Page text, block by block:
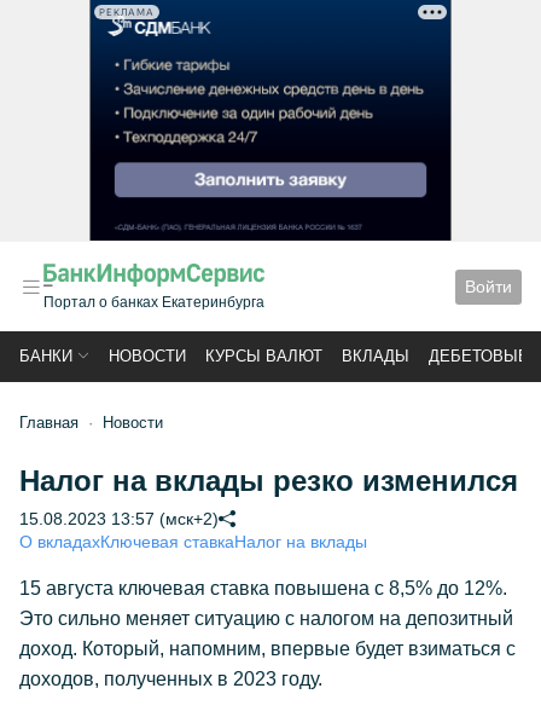
РЕКЛАМА
Портал о банках Екатеринбурга
Войти
БАНКИ НОВОСТИ КУРСЫ ВАЛЮТ ВКЛАДЫ ДЕБЕТОВЫЕ
Главная Новости
Налог на вклады резко изменился
15.08.2023 13:57 (мск+2)
О вкладахКлючевая ставкаНалог на вклады
15 августа ключевая ставка повышена с 8,5% до 12%.
Это сильно меняет ситуацию с налогом на депозитный
доход. Который, напомним, впервые будет взиматься с
доходов, полученных в 2023 году.